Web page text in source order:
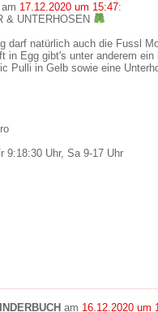
am 17.12.2020 um 15:47:
& UNTERHOSEN
darf natürlich auch die Fussl
in Egg gibt's unter anderem
Pulli in Gelb sowie eine
9:18:30 Uhr, Sa 9-17 Uhr
am 16.12.2020 um